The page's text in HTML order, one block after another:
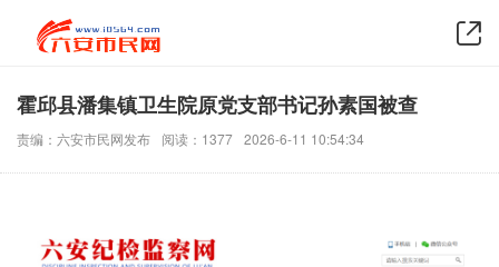
霍邱县潘集镇卫生院原党支部书记孙素国被查
责编：六安市民网发布 阅读：1377 2026-6-11 10:54:34